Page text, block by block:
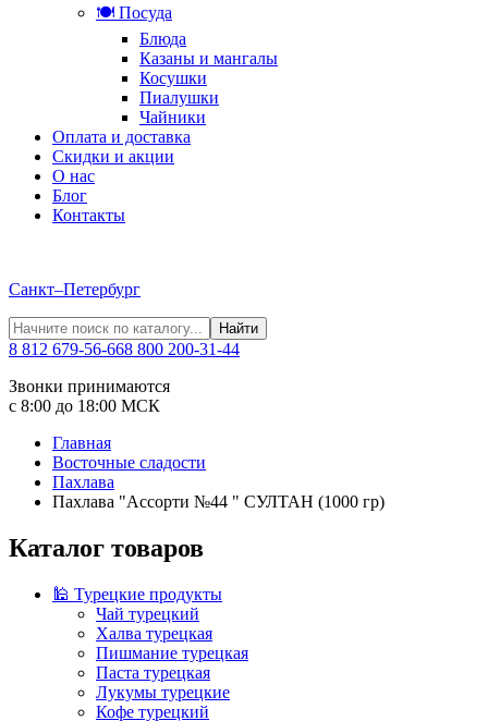
🍽️ Посуда
Блюда
Казаны и мангалы
Косушки
Пиалушки
Чайники
Оплата и доставка
Скидки и акции
О нас
Блог
Контакты
Санкт–Петербург
Найти
8 812 679-56-668 800 200-31-44
Звонки принимаются
с 8:00 до 18:00 МСК
Главная
Восточные сладости
Пахлава
Пахлава "Ассорти №44 " СУЛТАН (1000 гр)
Каталог товаров
🕌 Турецкие продукты
Чай турецкий
Халва турецкая
Пишмание турецкая
Паста турецкая
Лукумы турецкие
Кофе турецкий